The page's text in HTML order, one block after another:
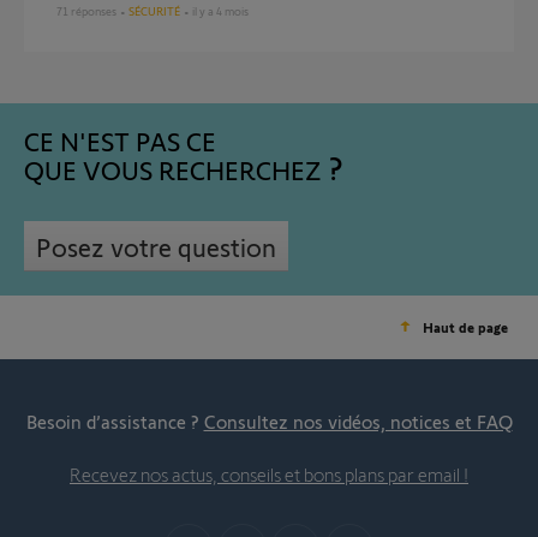
71 réponses SÉCURITÉ il y a 4 mois
CE N'EST PAS CE
QUE VOUS RECHERCHEZ
Posez votre question
Haut de page
Besoin d’assistance ? Consultez nos vidéos, notices et FAQ
Recevez nos actus, conseils et bons plans par email !